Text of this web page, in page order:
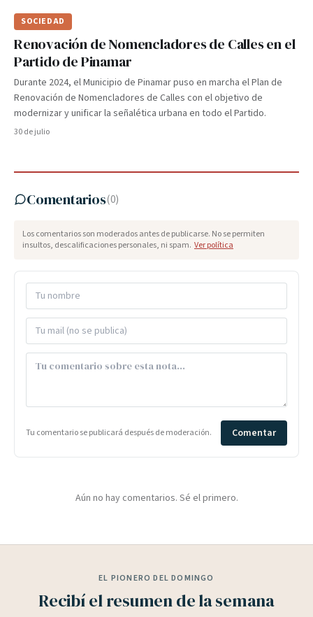
SOCIEDAD
Renovación de Nomencladores de Calles en el
Partido de Pinamar
Durante 2024, el Municipio de Pinamar puso en marcha el Plan de
Renovación de Nomencladores de Calles con el objetivo de
modernizar y unificar la señalética urbana en todo el Partido.
30 de julio
Comentarios(0)
Los comentarios son moderados antes de publicarse. No se permiten
insultos, descalificaciones personales, ni spam. Ver política
Tu comentario se publicará después de moderación. Comentar
Aún no hay comentarios. Sé el primero.
EL PIONERO DEL DOMINGO
Recibí el resumen de la semana